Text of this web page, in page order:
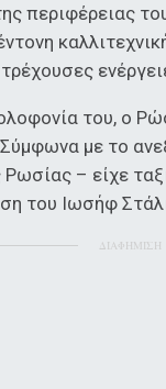
περιφέρειας
τρέχουσες
του, ο
με το
Ρωσίας – είχε
του Ιωσήφ
ΔΙΑΦΗΜΙΣΗ